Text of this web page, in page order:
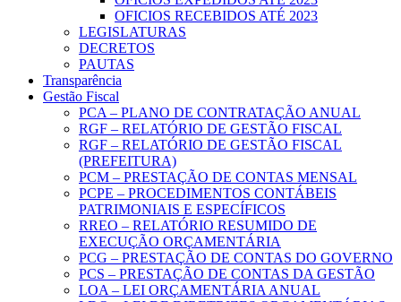
OFICIOS RECEBIDOS ATÉ 2023
LEGISLATURAS
DECRETOS
PAUTAS
Transparência
Gestão Fiscal
PCA – PLANO DE CONTRATAÇÃO ANUAL
RGF – RELATÓRIO DE GESTÃO FISCAL
RGF – RELATÓRIO DE GESTÃO FISCAL
(PREFEITURA)
PCM – PRESTAÇÃO DE CONTAS MENSAL
PCPE – PROCEDIMENTOS CONTÁBEIS
PATRIMONIAIS E ESPECÍFICOS
RREO – RELATÓRIO RESUMIDO DE
EXECUÇÃO ORÇAMENTÁRIA
PCG – PRESTAÇÃO DE CONTAS DO GOVERNO
PCS – PRESTAÇÃO DE CONTAS DA GESTÃO
LOA – LEI ORÇAMENTÁRIA ANUAL